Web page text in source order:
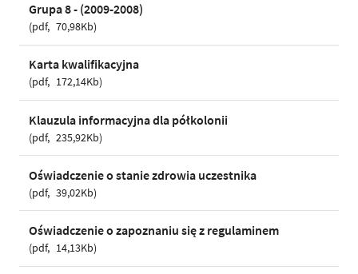
Grupa 8 - (2009-2008)
pdf 70,98Kb
Karta kwalifikacyjna
pdf 172,14Kb
Klauzula informacyjna dla półkolonii
pdf 235,92Kb
Oświadczenie o stanie zdrowia uczestnika
pdf 39,02Kb
Oświadczenie o zapoznaniu się z regulaminem
pdf 14,13Kb